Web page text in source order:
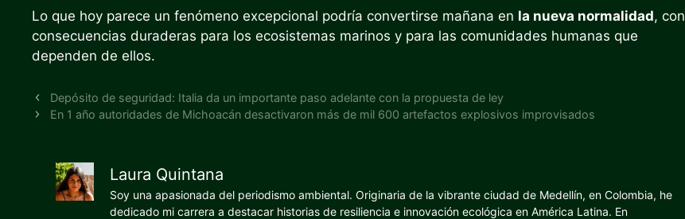
Lo que hoy parece un fenómeno excepcional podría convertirse mañana en la nueva normalidad, con
consecuencias duraderas para los ecosistemas marinos y para las comunidades humanas que
dependen de ellos.
Depósito de seguridad: Italia da un importante paso adelante con la propuesta de ley
En 1 año autoridades de Michoacán desactivaron más de mil 600 artefactos explosivos improvisados
Laura Quintana
Soy una apasionada del periodismo ambiental. Originaria de la vibrante ciudad de Medellín, en Colombia, he
dedicado mi carrera a destacar historias de resiliencia e innovación ecológica en América Latina. En